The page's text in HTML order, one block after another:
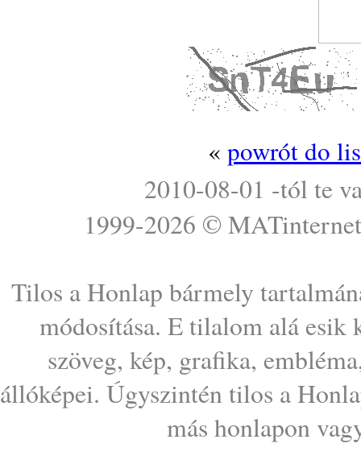
« powrót do
2010-08-01 -tól te
1999-2026 © MATinternet
Tilos a Honlap bármely
módosítása. E tilalom alá esik
szöveg, kép, grafika,
állóképei. Úgyszintén tilos a
más honlapon